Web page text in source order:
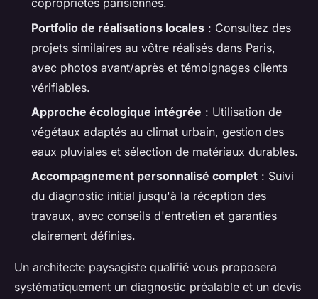
copropriétés parisiennes.
Portfolio de réalisations locales : Consultez des
projets similaires au vôtre réalisés dans Paris,
avec photos avant/après et témoignages clients
vérifiables.
Approche écologique intégrée : Utilisation de
végétaux adaptés au climat urbain, gestion des
eaux pluviales et sélection de matériaux durables.
Accompagnement personnalisé complet : Suivi
du diagnostic initial jusqu'à la réception des
travaux, avec conseils d'entretien et garanties
clairement définies.
Un architecte paysagiste qualifié vous proposera
systématiquement un diagnostic préalable et un devis